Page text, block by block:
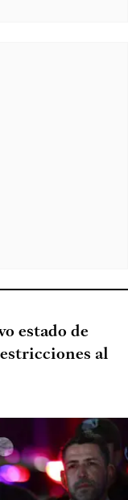
estado de
al